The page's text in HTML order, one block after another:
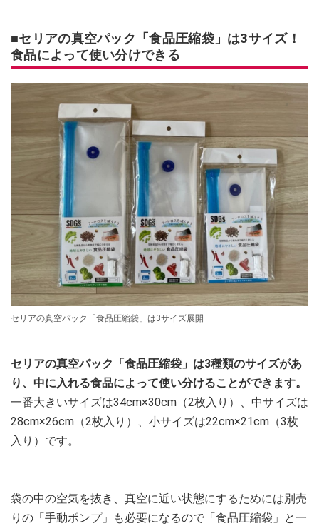
■セリアの真空パック「食品圧縮袋」は3サイズ！
食品によって使い分けできる
セリアの真空パック「食品圧縮袋」は3サイズ展開
セリアの真空パック「食品圧縮袋」は3種類のサイズがあ
り、中に入れる食品によって使い分けることができます。
一番大きいサイズは34cm×30cm（2枚入り）、中サイズは
28cm×26cm（2枚入り）、小サイズは22cm×21cm（3枚
入り）です。
袋の中の空気を抜き、真空に近い状態にするためには別売
りの「手動ポンプ」も必要になるので「食品圧縮袋」と一